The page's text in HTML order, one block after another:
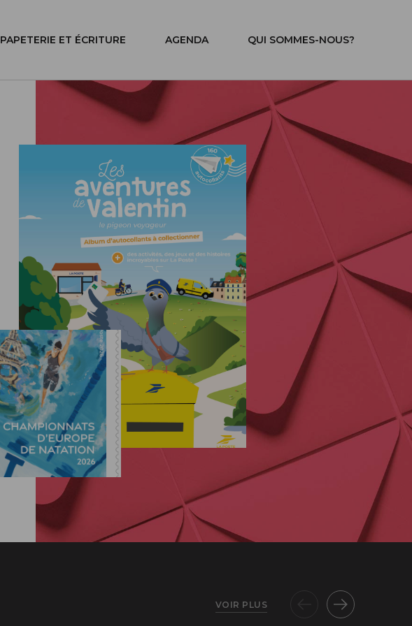
PAPETERIE ET ÉCRITURE AGENDA QUI SOMMES-NOUS?
VOIR PLUS